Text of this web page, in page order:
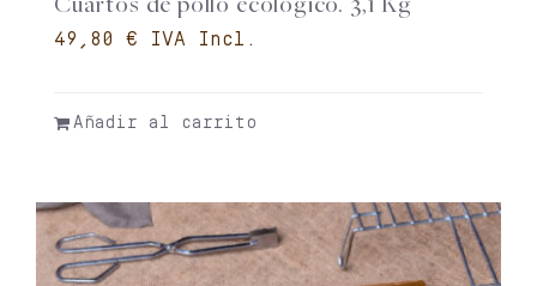
Cuartos de pollo ecológico. 3,1 Kg
€
Añadir al carrito